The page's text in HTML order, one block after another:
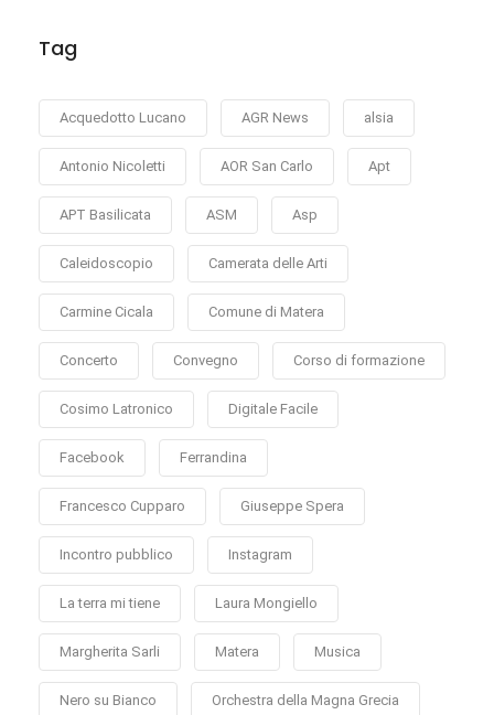
Tag
Acquedotto Lucano AGR News alsia
Antonio Nicoletti AOR San Carlo Apt
APT Basilicata ASM Asp
Caleidoscopio Camerata delle Arti
Carmine Cicala Comune di Matera
Concerto Convegno Corso di formazione
Cosimo Latronico Digitale Facile
Facebook Ferrandina
Francesco Cupparo Giuseppe Spera
Incontro pubblico Instagram
La terra mi tiene Laura Mongiello
Margherita Sarli Matera Musica
Nero su Bianco Orchestra della Magna Grecia